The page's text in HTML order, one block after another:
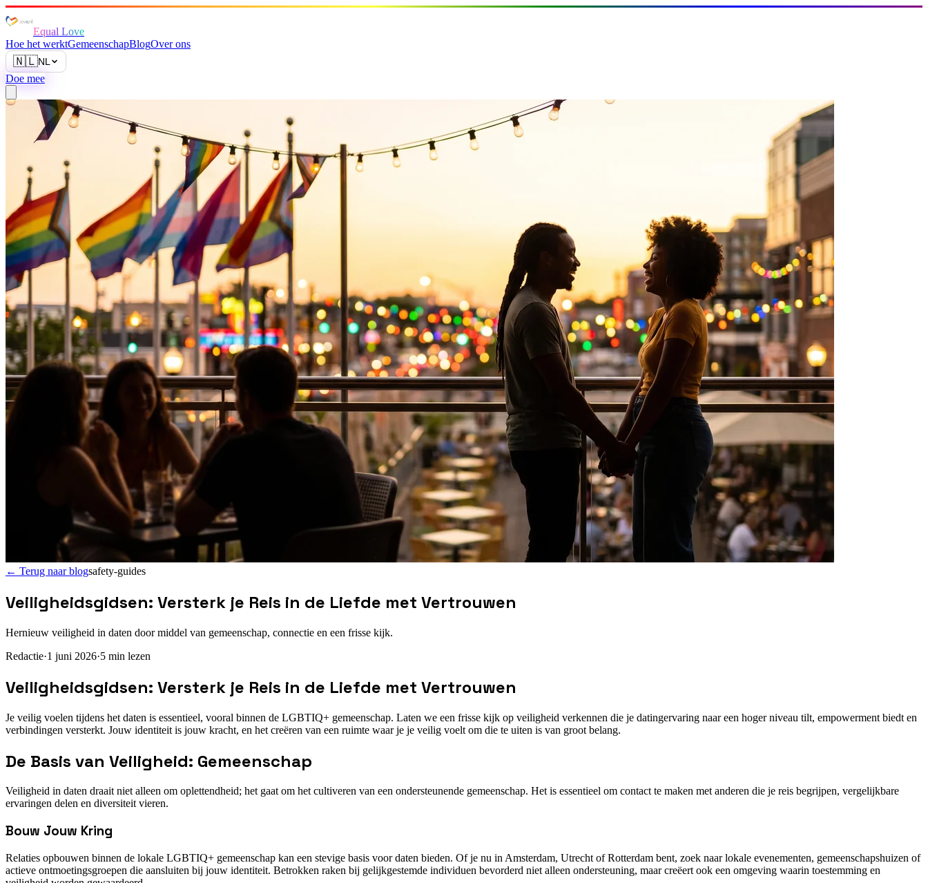
Equal Love
Hoe het werktGemeenschapBlogOver ons
🇳🇱NL
Doe mee
← Terug naar blogsafety-guides
Veiligheidsgidsen: Versterk je Reis in de Liefde met Vertrouwen
Hernieuw veiligheid in daten door middel van gemeenschap, connectie en een frisse kijk.
Redactie·1 juni 2026·5 min lezen
Veiligheidsgidsen: Versterk je Reis in de Liefde met Vertrouwen
Je veilig voelen tijdens het daten is essentieel, vooral binnen de LGBTIQ+ gemeenschap. Laten we een frisse kijk op veiligheid verkennen die je datingervaring naar een hoger niveau tilt, empowerment biedt en
verbindingen versterkt. Jouw identiteit is jouw kracht, en het creëren van een ruimte waar je je veilig voelt om die te uiten is van groot belang.
De Basis van Veiligheid: Gemeenschap
Veiligheid in daten draait niet alleen om oplettendheid; het gaat om het cultiveren van een ondersteunende gemeenschap. Het is essentieel om contact te maken met anderen die je reis begrijpen, vergelijkbare
ervaringen delen en diversiteit vieren.
Bouw Jouw Kring
Relaties opbouwen binnen de lokale LGBTIQ+ gemeenschap kan een stevige basis voor daten bieden. Of je nu in Amsterdam, Utrecht of Rotterdam bent, zoek naar lokale evenementen, gemeenschapshuizen of
actieve ontmoetingsgroepen die aansluiten bij jouw identiteit. Betrokken raken bij gelijkgestemde individuen bevorderd niet alleen ondersteuning, maar creëert ook een omgeving waarin toestemming en